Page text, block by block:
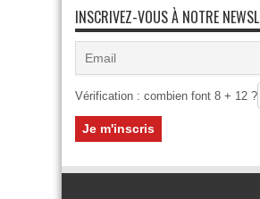
INSCRIVEZ-VOUS À NOTRE
Vérification : combien font 8 + 12 ?